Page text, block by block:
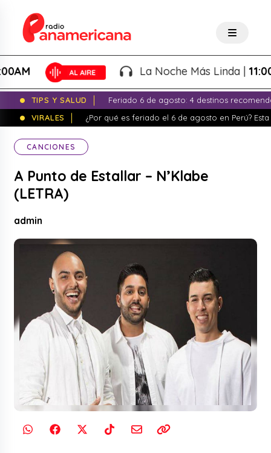
La Noche Más Linda |11:00PM
TIPS Y SALUD
Feriado 6 de agosto: 4 destinos
VIRALES
¿Por qué es feriado el 6 de agosto en Perú?
CANCIONES
A Punto de Estallar – N’Klabe
(LETRA)
admin